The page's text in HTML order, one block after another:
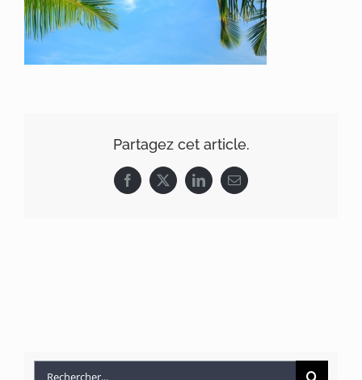
Partagez cet article.
Facebook
X LinkedInEmail
Rechercher: